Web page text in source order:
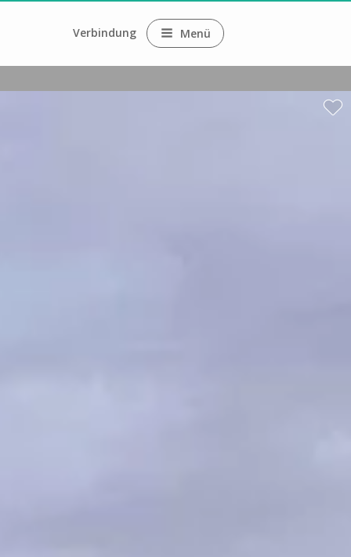
Verbindung Menü